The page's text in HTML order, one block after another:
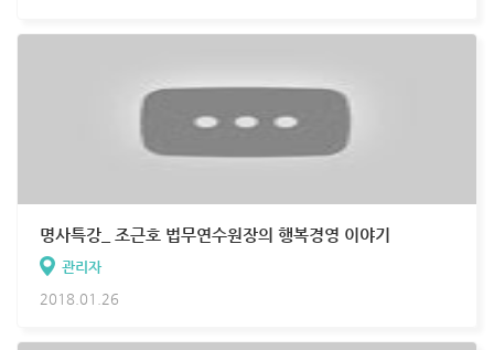
명사특강_ 조근호 법무연수원장의 행복경영 이야기
관리자
2018.01.26